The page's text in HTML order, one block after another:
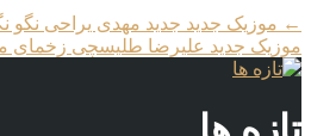
← موزیک جدید جديد مهدی یراحی نگو
موزیک جدید علیرضا طلیسچی زخمای